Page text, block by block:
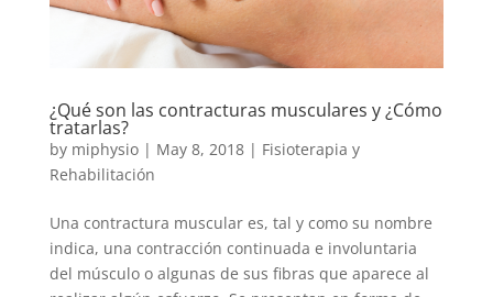
¿Qué son las contracturas musculares y ¿Cómo
tratarlas?
by miphysio| May 8, 2018| Fisioterapia y
Rehabilitación
Una contractura muscular es, tal y como su nombre
indica, una contracción continuada e involuntaria
del músculo o algunas de sus fibras que aparece al